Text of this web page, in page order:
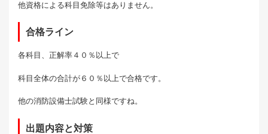
他資格による科目免除等はありません。
合格ライン
各科目、正解率４０％以上で
科目全体の合計が６０％以上で合格です。
他の消防設備士試験と同様ですね。
出題内容と対策